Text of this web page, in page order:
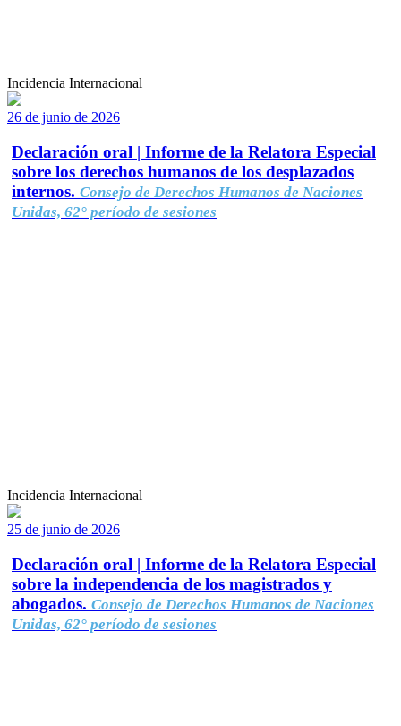
Incidencia Internacional
26 de junio de 2026
Declaración oral | Informe de la Relatora Especial
sobre los derechos humanos de los desplazados
internos. Consejo de Derechos Humanos de Naciones
Unidas, 62° período de sesiones
Incidencia Internacional
25 de junio de 2026
Declaración oral | Informe de la Relatora Especial
sobre la independencia de los magistrados y
abogados. Consejo de Derechos Humanos de Naciones
Unidas, 62° período de sesiones